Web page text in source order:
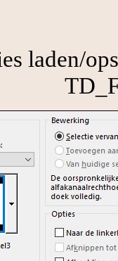
laden/